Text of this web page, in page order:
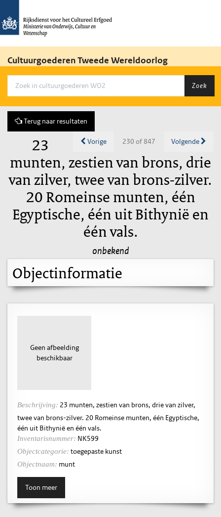
Cultuurgoederen Tweede Wereldoorlog
Zoek
Terug naar resultaten
Vorige 230 of 847 Volgende
23
munten, zestien van brons, drie
van zilver, twee van brons-zilver.
20 Romeinse munten, één
Egyptische, één uit Bithynië en
één vals.
onbekend
Objectinformatie
Geen afbeelding
beschikbaar
Beschrijving: 23 munten, zestien van brons, drie van zilver,
twee van brons-zilver. 20 Romeinse munten, één Egyptische,
één uit Bithynië en één vals.
Inventarisnummer: NK599
Objectcategorie: toegepaste kunst
Objectnaam: munt
Toon meer